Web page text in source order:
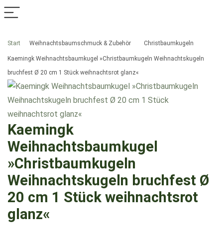
Start Weihnachtsbaumschmuck & Zubehör Christbaumkugeln
Kaemingk Weihnachtsbaumkugel »Christbaumkugeln Weihnachtskugeln
bruchfest Ø 20 cm 1 Stück weihnachtsrot glanz«
Kaemingk
Weihnachtsbaumkugel
»Christbaumkugeln
Weihnachtskugeln bruchfest Ø
20 cm 1 Stück weihnachtsrot
glanz«